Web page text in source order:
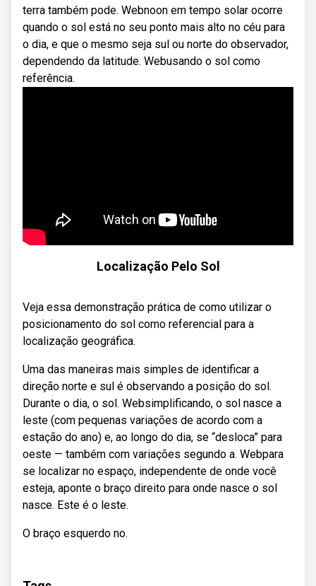
terra também pode. Webnoon em tempo solar ocorre
quando o sol está no seu ponto mais alto no céu para
o dia, e que o mesmo seja sul ou norte do observador,
dependendo da latitude. Webusando o sol como
referência.
Localização Pelo Sol
Veja essa demonstração prática de como utilizar o
posicionamento do sol como referencial para a
localização geográfica.
Uma das maneiras mais simples de identificar a
direção norte e sul é observando a posição do sol.
Durante o dia, o sol. Websimplificando, o sol nasce a
leste (com pequenas variações de acordo com a
estação do ano) e, ao longo do dia, se “desloca” para
oeste — também com variações segundo a. Webpara
se localizar no espaço, independente de onde você
esteja, aponte o braço direito para onde nasce o sol
nasce. Este é o leste.
O braço esquerdo no.